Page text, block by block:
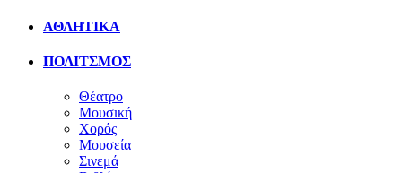
ΑΘΛΗΤΙΚΑ
ΠΟΛΙΤΣΜΟΣ
Θέατρο
Μουσική
Χορός
Μουσεία
Σινεμά